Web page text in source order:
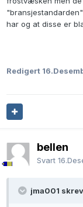
har og at disse er
Redigert
bellen
Svart
jma001